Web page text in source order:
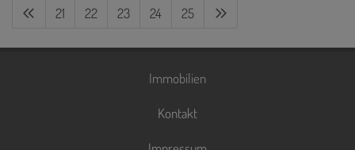
21 22 23 24 25
Immobilien
Kontakt